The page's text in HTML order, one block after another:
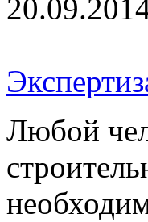
Любой